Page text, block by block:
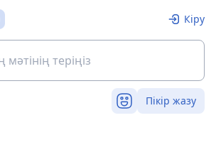
Кіру
Пікір жазу